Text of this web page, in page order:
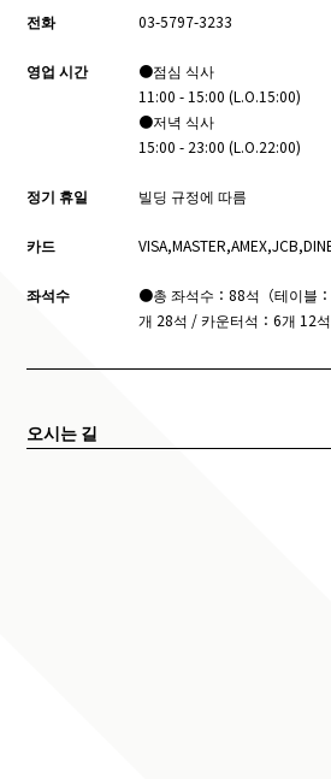
오시는 길
전화 03-5797-3233
영업 시간
●점심 식사
11:00 - 15:00 (L.O.15:00)
●저녁 식사
15:00 - 23:00 (L.O.22:00)
정기 휴일 빌딩 규정에 따름
카드
좌석수
●총 좌석수：88석（테이블
개 28석 / 카운터석：6개 12